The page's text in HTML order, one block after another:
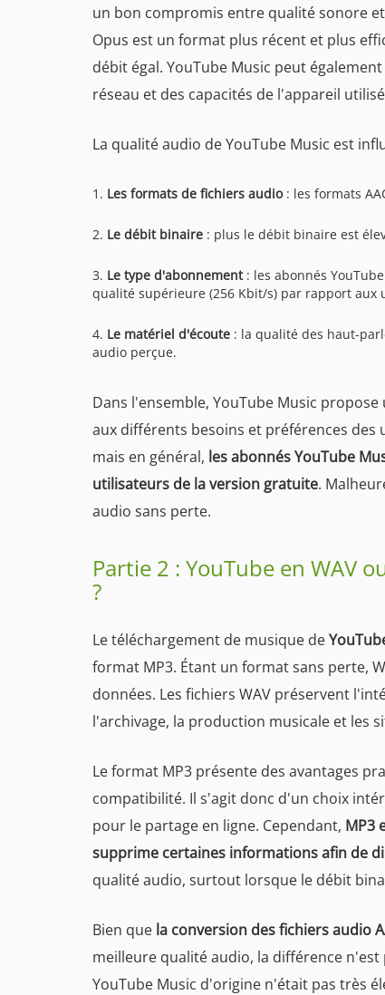
un bon compromis entre qualité sonore
Opus est un format plus récent et plus
débit égal. YouTube Music peut
réseau et des capacités de l'appareil
La qualité audio de YouTube Music est
1. Les formats de fichiers audio: les formats
2. Le débit binaire : plus le débit binaire est
3. Le type d'abonnement: les abonnés
qualité supérieure (256 Kbit/s) par rapport aux
4. Le matériel d'écoute : la qualité des haut-
audio perçue.
Dans l'ensemble, YouTube Music
aux différents besoins et préférences
mais en général, les abonnés YouTube
utilisateurs de la version gratuite.
audio sans perte.
Partie 2 : YouTube en WAV
?
Le téléchargement de musique de
format MP3. Étant un format sans perte,
données. Les fichiers WAV préservent
l'archivage, la production musicale et les
Le format MP3 présente des avantages
compatibilité. Il s'agit donc d'un choix
pour le partage en ligne. Cependant, MP3
supprime certaines informations afin de
qualité audio, surtout lorsque le débit
Bien que la conversion des fichiers audio
meilleure qualité audio, la différence
YouTube Music d'origine n'était pas très